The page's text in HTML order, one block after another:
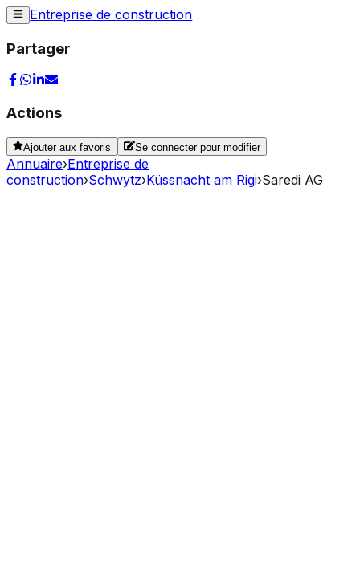
Entreprise de construction
Partager
Actions
Ajouter aux favoris Se connecter pour modifier
Annuaire›Entreprise de
construction›Schwytz›Küssnacht am Rigi›Saredi AG